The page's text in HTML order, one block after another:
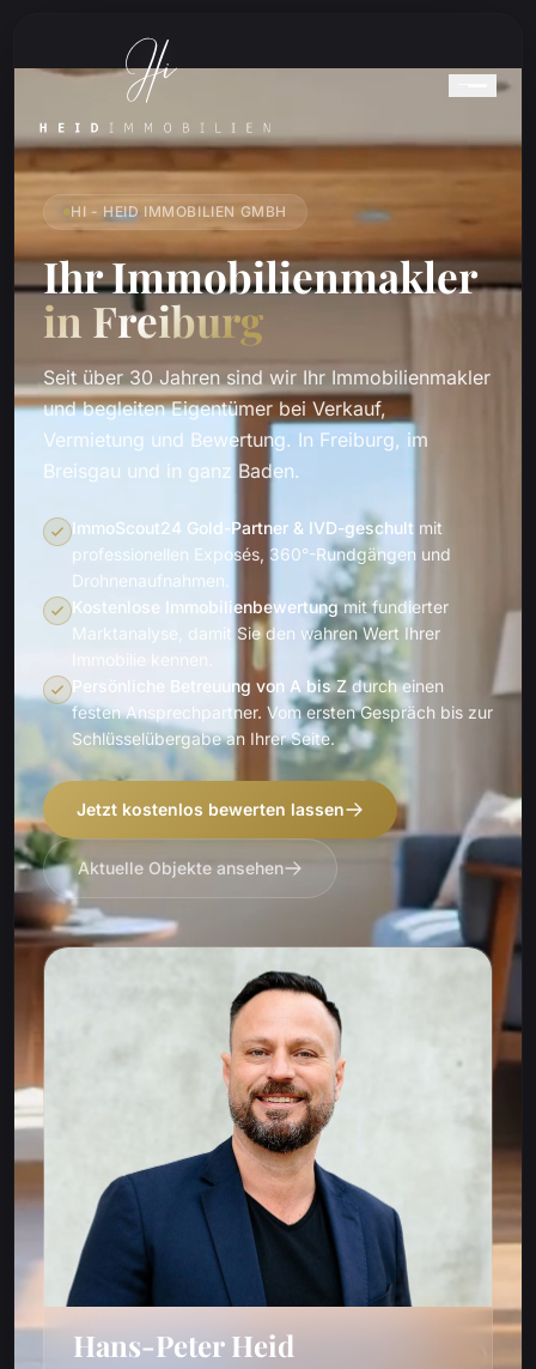
HI - HEID IMMOBILIEN GMBH
Ihr Immobilienmakler
in Freiburg
Seit über 30 Jahren sind wir Ihr Immobilienmakler
und begleiten Eigentümer bei Verkauf,
Vermietung und Bewertung. In Freiburg, im
Breisgau und in ganz Baden.
ImmoScout24 Gold-Partner & IVD-geschult mit
professionellen Exposés, 360°-Rundgängen und
Drohnenaufnahmen.
Kostenlose Immobilienbewertungmit fundierter
Marktanalyse, damit Sie den wahren Wert Ihrer
Immobilie kennen.
Persönliche Betreuung von A bis Z durch einen
festen Ansprechpartner. Vom ersten Gespräch bis zur
Schlüsselübergabe an Ihrer Seite.
Jetzt kostenlos bewerten lassen
Aktuelle Objekte ansehen
Hans-Peter Heid